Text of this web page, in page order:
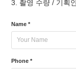
3. 촬영 수량 / 기획
Name *
Phone *